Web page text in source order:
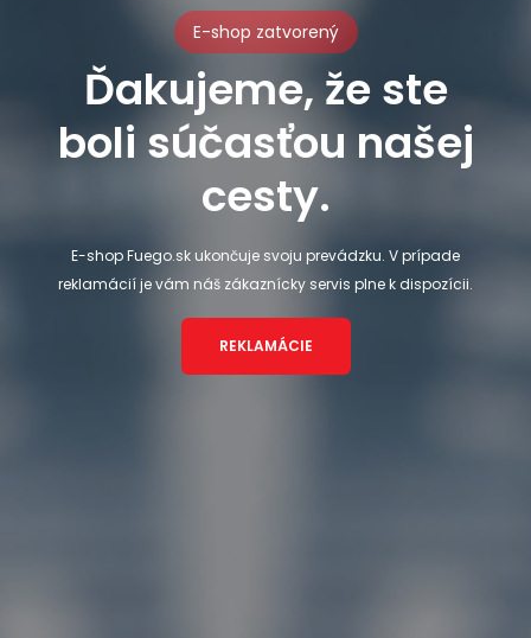
E-shop zatvorený
Ďakujeme, že ste
boli súčasťou našej
cesty.
E-shop Fuego.sk ukončuje svoju prevádzku. V prípade
reklamácií je vám náš zákaznícky servis plne k dispozícii.
REKLAMÁCIE